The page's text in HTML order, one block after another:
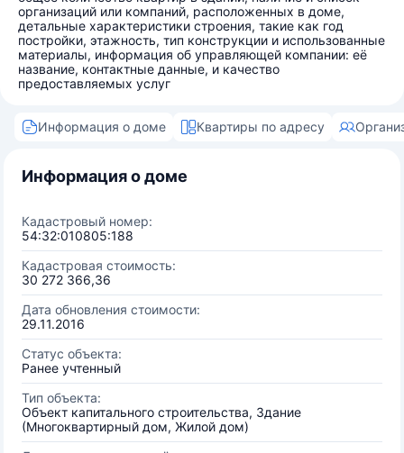
организаций или компаний, расположенных в доме,
детальные характеристики строения, такие как год
постройки, этажность, тип конструкции и использованные
материалы, информация об управляющей компании: её
название, контактные данные, и качество
предоставляемых услуг
Информация о доме Квартиры по адресу
Информация о доме
Кадастровый номер:
54:32:010805:188
Кадастровая стоимость:
30 272 366,36
Дата обновления стоимости:
29.11.2016
Статус объекта:
Ранее учтенный
Тип объекта:
Объект капитального строительства, Здание
(Многоквартирный дом, Жилой дом)